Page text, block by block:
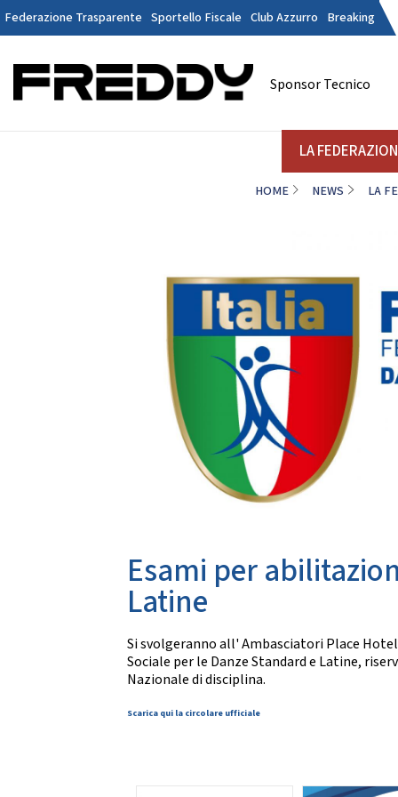
Federazione Trasparente Sportello Fiscale Club Azzurro Breaking
Sponsor Tecnico
LA
HOME NEWS LA
Revisori dei Conti
Commissione Federali Atleti
Commissione Federale Tecnici
Segreteria Generale
CORPORATE
CARTE FEDERALI E REGOLAMENTI
Documenti Federali
Regolamento dell'attività sportiva
Bandi di Gara
Bilanci
Riproduzione musicale Siae-Scf
Finanziamenti Credito Sportivo
Visite Medico Sportive FMSI
Contatti Discipline
Tesseramento
Esami per
Latine
Si svolgeranno all' Ambasciatori Place
Sociale per le Danze Standard e Latine,
Nazionale di disciplina.
Scarica qui la circolare ufficiale